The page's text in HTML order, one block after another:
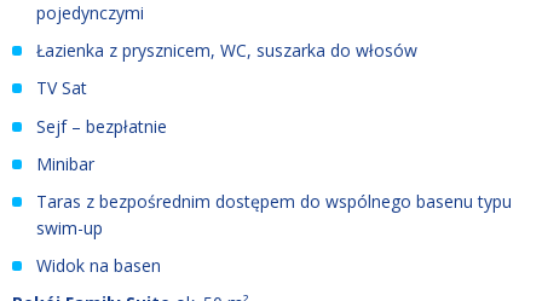
pojedynczymi
Łazienka z prysznicem, WC, suszarka do włosów
TV Sat
Sejf – bezpłatnie
Minibar
Taras z bezpośrednim dostępem do wspólnego basenu typu
swim-up
Widok na basen